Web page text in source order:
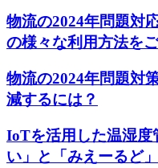
物流の2024年問題対
の様々な利用方法を
物流の2024年問題対
減するには？
IoTを活用した温湿度
い」と「みえーるど